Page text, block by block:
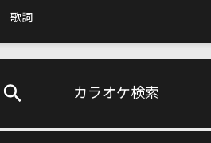
歌詞
カラオケ検索